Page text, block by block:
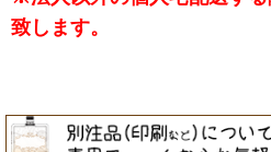
致します。